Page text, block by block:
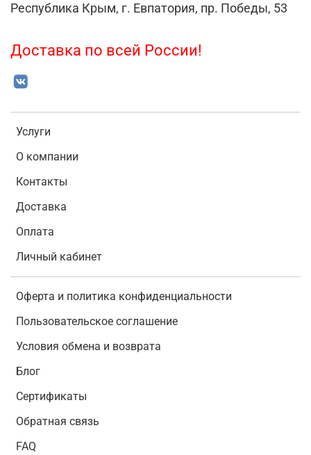
Услуги
О компании
Контакты
Доставка
Оплата
Личный кабинет
Оферта и политика конфиденциальности
Пользовательское соглашение
Условия обмена и возврата
Блог
Сертификаты
Обратная связь
FAQ
Республика Крым, г. Евпатория, пр. Победы, 53
Доставка по всей России!